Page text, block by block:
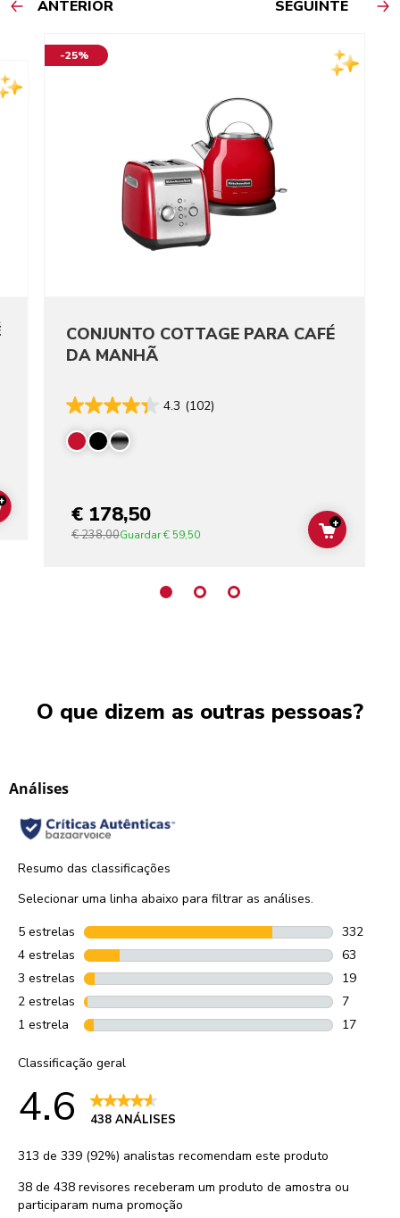
ANTERIOR SEGUINTE
ADD TO CART
-25%
CONJUNTO COTTAGE PARA CAFÉ
DA MANHÃ
4.3 (102)
€ 178,50
€ 238,00Guardar€ 59,50 ADD TO
+
O que dizem as outras pessoas?